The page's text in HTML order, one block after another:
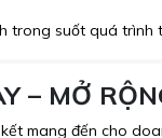
trong suốt quá trình
– MỞ
mang đến cho